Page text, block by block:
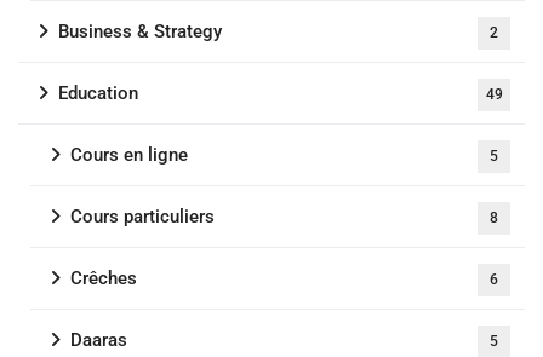
Business & Strategy 2
Education 49
Cours en ligne 5
Cours particuliers 8
Crêches 6
Daaras 5